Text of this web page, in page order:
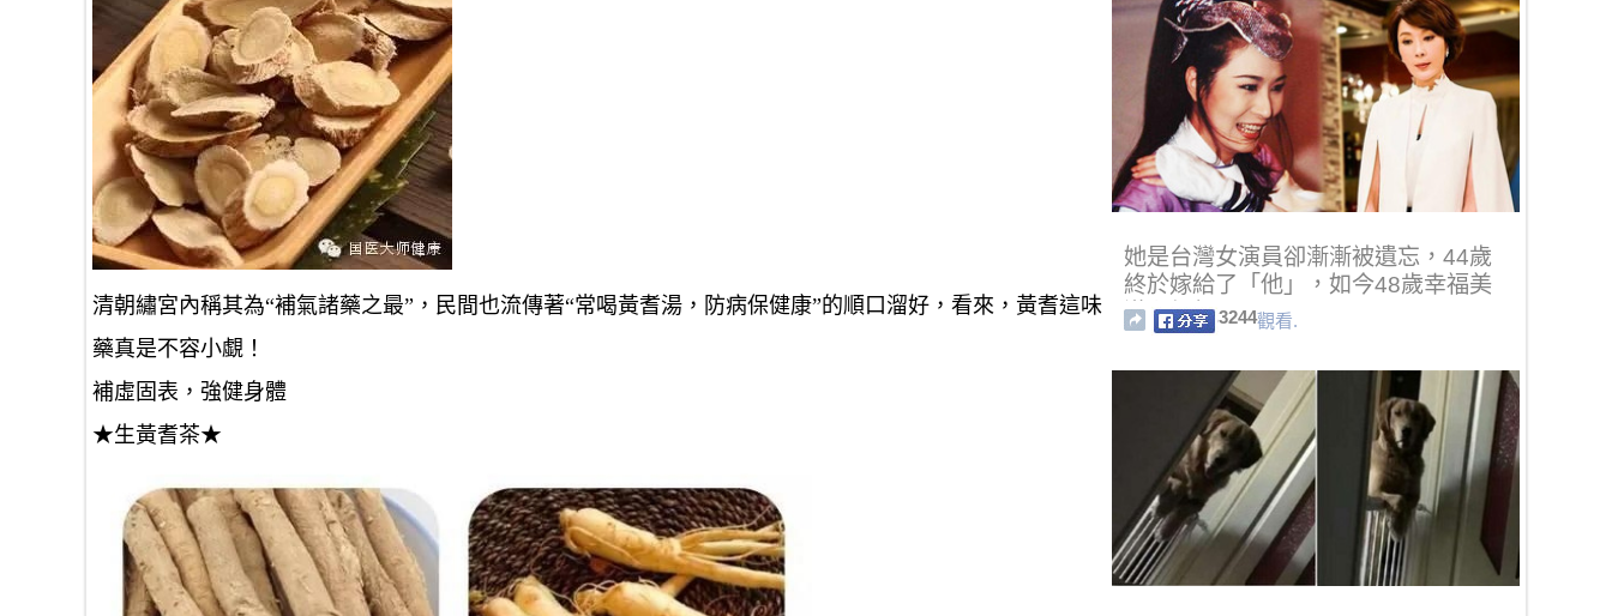
清朝繡宮內稱其為“補氣諸藥之最” ，民間也流傳著“常喝黃耆湯，防病保健康”的順口溜好，看來，黃耆這味
藥真是不容小覷！
補虛固表，強健身體
★生黃耆茶★
她是台灣女演員卻漸漸被遺忘，44歲
終於嫁給了「他」，如今48歲幸福美
滿卻仍無子！
3244觀看.